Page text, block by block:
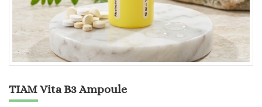
TIAM Vita B3 Ampoule